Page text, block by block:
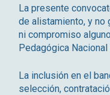
La presente
de alistamiento, y no
ni compromiso
Pedagógica
La inclusión en el
selección,